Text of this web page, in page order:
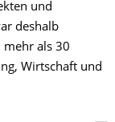
und
deshalb
mehr als 30
Wirtschaft und